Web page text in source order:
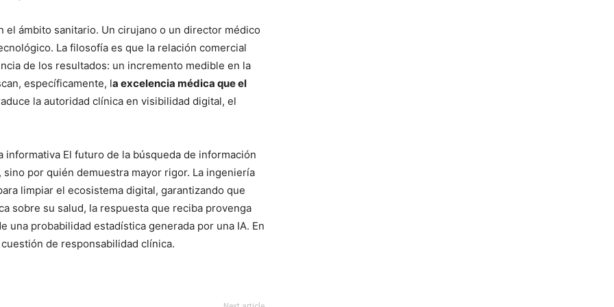
ámbito sanitario. Un cirujano o un director médico
La filosofía es que la relación comercial
de los resultados: un incremento medible en la
específicamente, la excelencia médica que el
la autoridad clínica en visibilidad digital, el
El futuro de la búsqueda de información
por quién demuestra mayor rigor. La ingeniería
limpiar el ecosistema digital, garantizando que
sobre su salud, la respuesta que reciba provenga
una probabilidad estadística generada por una IA. En
de responsabilidad clínica.